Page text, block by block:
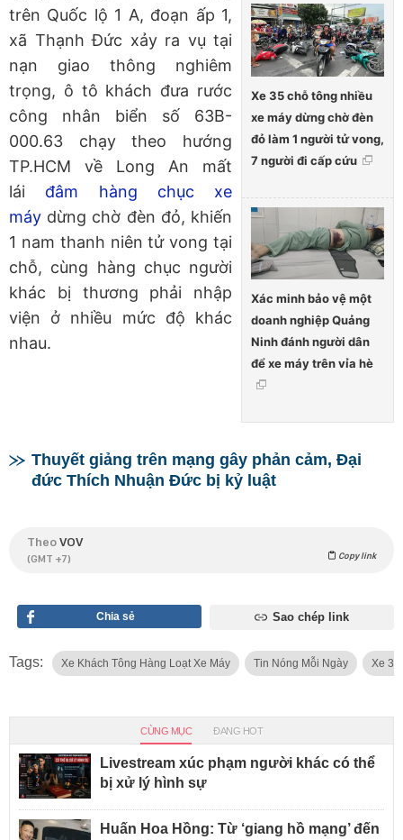
Xe 35 chỗ tông nhiều
xe máy dừng chờ đèn
đỏ làm 1 người tử vong,
7 người đi cấp cứu
Xác minh bảo vệ một
doanh nghiệp Quảng
Ninh đánh người dân
để xe máy trên vỉa hè
trên Quốc lộ 1 A, đoạn ấp 1,
xã Thạnh Đức xảy ra vụ tại
nạn giao thông nghiêm
trọng, ô tô khách đưa rước
công nhân biển số 63B-
000.63 chạy theo hướng
TP.HCM về Long An mất
lái đâm hàng chục xe
máy dừng chờ đèn đỏ, khiến
1 nam thanh niên tử vong tại
chỗ, cùng hàng chục người
khác bị thương phải nhập
viện ở nhiều mức độ khác
nhau.
Thuyết giảng trên mạng gây phản cảm, Đại
đức Thích Nhuận Đức bị kỷ luật
TheoVOV
(GMT +7) Copy link
Chia sẻ Sao chép link
Tags: Xe Khách Tông Hàng Loạt Xe Máy Tin Nóng Mỗi Ngày Xe 35
CÙNG MỤC ĐANG HOT
Livestream xúc phạm người khác có thể
bị xử lý hình sự
Huấn Hoa Hồng: Từ ‘giang hồ mạng’ đến